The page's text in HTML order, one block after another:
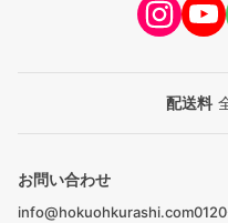
配送料
お問い合わせ
info@hokuohkurashi.com